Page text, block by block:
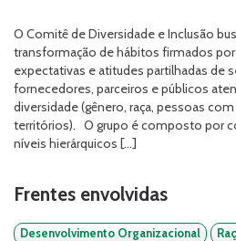
O Comitê de Diversidade e Inclusão
transformação de hábitos firmados
expectativas e atitudes partilhadas de
fornecedores, parceiros e públicos
diversidade (gênero, raça, pessoas
territórios). O grupo é composto por
níveis hierárquicos […]
Frentes envolvidas
Desenvolvimento Organizacional